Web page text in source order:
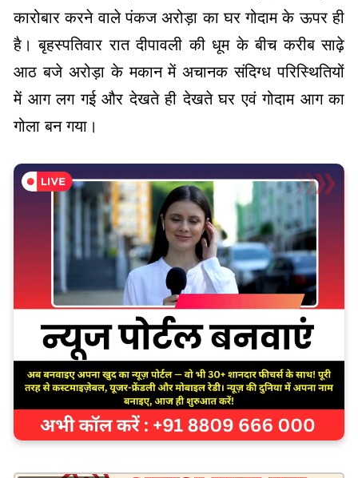
कारोबार करने वाले पंकज अरोड़ा का घर गोदाम के ऊपर ही
है। बृहस्पतिवार रात दीपावली की धूम के बीच करीब साढ़े
आठ बजे अरोड़ा के मकान में अचानक संदिग्ध परिस्थितियों
में आग लग गई और देखते ही देखते घर एवं गोदाम आग का
गोला बन गया।